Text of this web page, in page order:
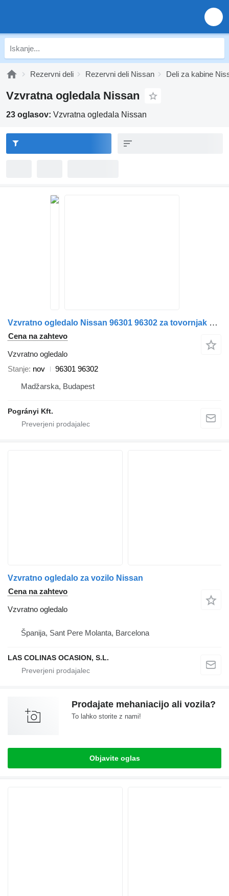
Rezervni deli Rezervni deli Nissan Deli za kabine
Vzvratna ogledala Nissan
23 oglasov: Vzvratna ogledala Nissan
Vzvratno ogledalo Nissan 96301 96302 za tovornjak Nissan Cabstar
Cena na zahtevo
Vzvratno ogledalo
Stanje nov
96301 96302
Madžarska, Budapest
Pogrányi Kft.
Vzvratno ogledalo za vozilo Nissan
Cena na zahtevo
Vzvratno ogledalo
Španija, Sant Pere Molanta, Barcelona
LAS COLINAS OCASION, S.L.
Prodajate mehaniacijo ali vozila?
To lahko storite z nami!
Objavite oglas